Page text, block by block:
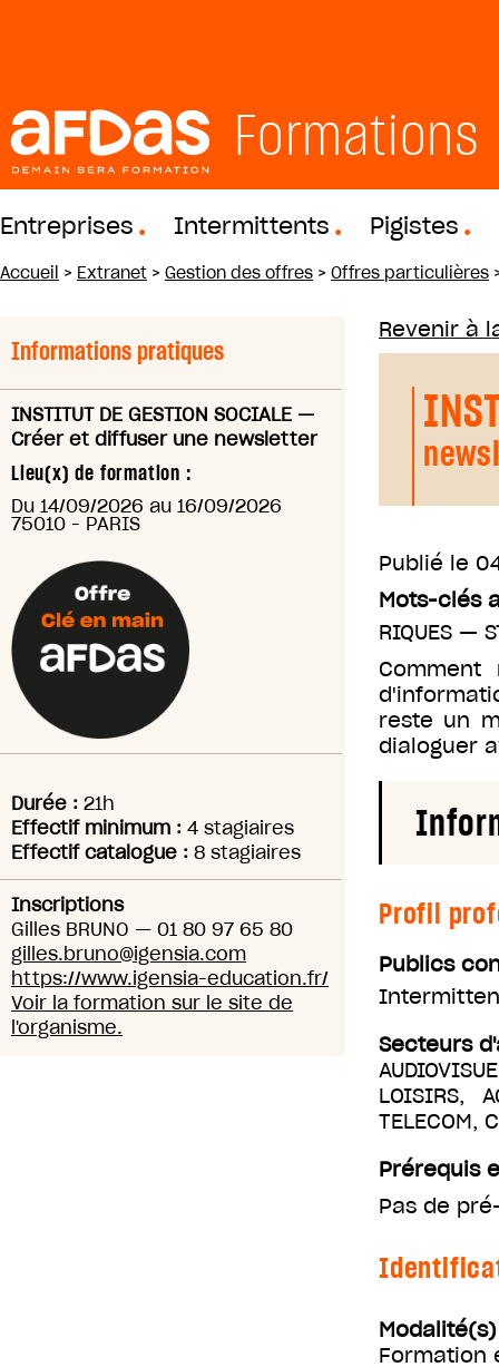
Formations
Entreprises Intermittents Pigistes
Accueil > Extranet > Gestion des offres > Offres particulières
Informations pratiques
INSTITUT DE GESTION SOCIALE —
Créer et diffuser une newsletter
Lieu(x) de formation :
Du 14/09/2026 au 16/09/2026
75010 - PARIS
Durée : 21h
Effectif minimum : 4 stagiaires
Effectif catalogue : 8 stagiaires
Inscriptions
Gilles BRUNO — 01 80 97 65 80
gilles.bruno@igensia.com
https://www.igensia-education.fr/
Voir la formation sur le site de
l'organisme.
Revenir à
Publié le
Mots-clés
RIQUES —
reste un
dialoguer
Profil
Publics
Secteurs
LOISIRS,
TELECOM,
Prérequis
Pas de
Formation